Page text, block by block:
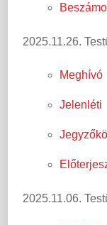
2025.11.26.
Meghívó
Jelenléti
2025.11.06.